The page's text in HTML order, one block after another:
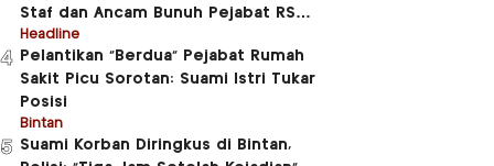
Staf dan Ancam Bunuh Pejabat RSUD
RAT
Headline
Pelantikan “Berdua” Pejabat Rumah
Sakit Picu Sorotan: Suami Istri Tukar
Posisi
Bintan
Suami Korban Diringkus di Bintan,